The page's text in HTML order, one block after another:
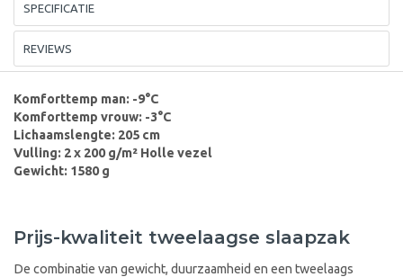
SPECIFICATIE
REVIEWS
Komforttemp man: -9°C
Komforttemp vrouw: -3°C
Lichaamslengte: 205 cm
Vulling: 2 x 200 g/m² Holle vezel
Gewicht: 1580 g
Prijs-kwaliteit tweelaagse slaapzak
De combinatie van gewicht, duurzaamheid en een tweelaags